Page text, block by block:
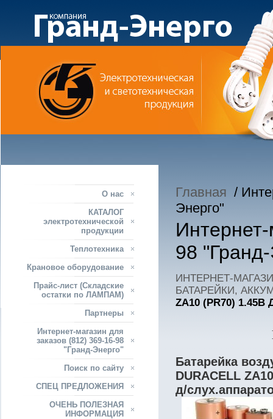
Главная /
Энерго"
98
ИНТЕРНЕТ-
БАТАРЕЙКИ,
ZA10 (PR70)
Батарейка
DURACELL
д/
О нас
КАТАЛОГ
электротехнической
продукции
Теплотехника
Крановое оборудование
Прайс-лист (Складские
остатки по ЛАМПАМ)
Партнеры
Интернет-магазин для
заказов (812) 369-16-98
"Гранд-Энерго"
Поиск по сайту
СПЕЦ ПРЕДЛОЖЕНИЯ
ОЧЕНЬ ПОЛЕЗНАЯ
ИНФОРМАЦИЯ